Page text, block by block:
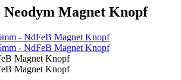
Neodym Magnet Knopf